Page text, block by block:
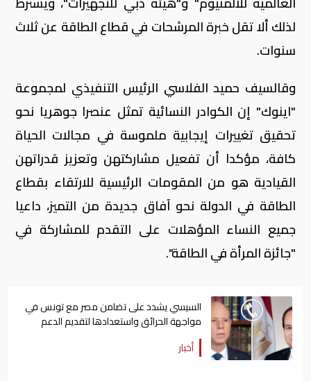
لذلك ألا تقل خبرة المرشحات في قطاع الطاقة عن ثلاث
سنوات.
وقالسيف حميد الفلاسي الرئيس التنفيذي لمجموعة
"اينوك" إن الكوادر النسائية تمثل عنصرا جوهريا نحو
تحقيق تغييرات إيجابية ملموسة في مجالات الحياة
كافة، مؤكدا أن تفعيل مشاركتهن وتعزيز قدراتهن
القيادية هو من المقومات الرئيسية للارتقاء بقطاع
الطاقة في الدولة نحو آفاق جديدة من التميز، داعيا
جميع النساء المؤهلات على التقدم للمشاركة في
"جائزة المرأة في الطاقة".
السيسي يشدد على تضامن مصر مع تونس في
مواجهة الحرائق واستعدادها لتقديم الدعم
أخبار